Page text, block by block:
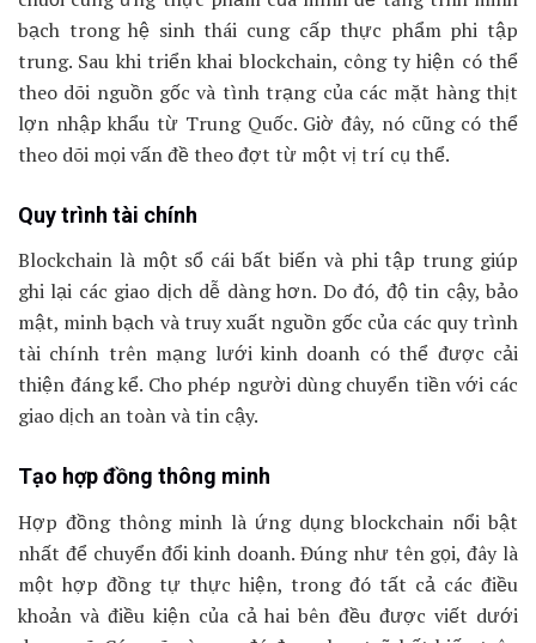
bạch trong hệ sinh thái cung cấp thực phẩm phi tập
trung. Sau khi triển khai blockchain, công ty hiện có thể
theo dõi nguồn gốc và tình trạng của các mặt hàng thịt
lợn nhập khẩu từ Trung Quốc. Giờ đây, nó cũng có thể
theo dõi mọi vấn đề theo đợt từ một vị trí cụ thể.
Quy trình tài chính
Blockchain là một sổ cái bất biến và phi tập trung giúp
ghi lại các giao dịch dễ dàng hơn. Do đó, độ tin cậy, bảo
mật, minh bạch và truy xuất nguồn gốc của các quy trình
tài chính trên mạng lưới kinh doanh có thể được cải
thiện đáng kể. Cho phép người dùng chuyển tiền với các
giao dịch an toàn và tin cậy.
Tạo hợp đồng thông minh
Hợp đồng thông minh là ứng dụng blockchain nổi bật
nhất để chuyển đổi kinh doanh. Đúng như tên gọi, đây là
một hợp đồng tự thực hiện, trong đó tất cả các điều
khoản và điều kiện của cả hai bên đều được viết dưới